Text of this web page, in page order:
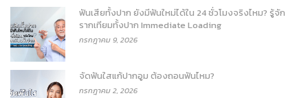
ฟันเสียทั้งปาก ยังมีฟันใหม่ได้ใน 24 ชั่วโมงจริงไหม? รู้จัก
รากเทียมทั้งปาก Immediate Loading
กรกฎาคม 9, 2026
จัดฟันใสแก้ปากอูม ต้องถอนฟันไหม?
กรกฎาคม 2, 2026